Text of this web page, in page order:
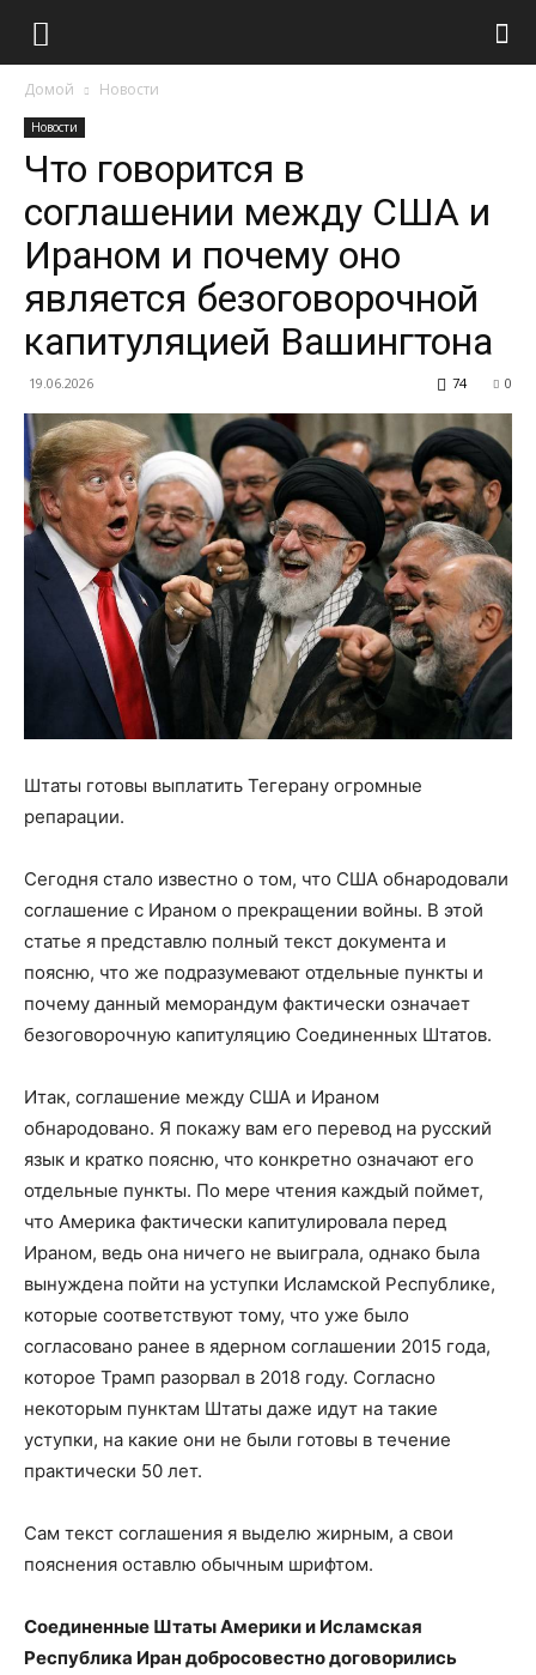
Домой Новости
Новости
Что говорится в
соглашении между США и
Ираном и почему оно
является безоговорочной
капитуляцией Вашингтона
19.06.2026 0
74
Штаты готовы выплатить Тегерану огромные
репарации.
Сегодня стало известно о том, что США обнародовали
соглашение с Ираном о прекращении войны. В этой
статье я представлю полный текст документа и
поясню, что же подразумевают отдельные пункты и
почему данный меморандум фактически означает
безоговорочную капитуляцию Соединенных Штатов.
Итак, соглашение между США и Ираном
обнародовано. Я покажу вам его перевод на русский
язык и кратко поясню, что конкретно означают его
отдельные пункты. По мере чтения каждый поймет,
что Америка фактически капитулировала перед
Ираном, ведь она ничего не выиграла, однако была
вынуждена пойти на уступки Исламской Республике,
которые соответствуют тому, что уже было
согласовано ранее в ядерном соглашении 2015 года,
которое Трамп разорвал в 2018 году. Согласно
некоторым пунктам Штаты даже идут на такие
уступки, на какие они не были готовы в течение
практически 50 лет.
Сам текст соглашения я выделю жирным, а свои
пояснения оставлю обычным шрифтом.
Соединенные Штаты Америки и Исламская
Республика Иран добросовестно договорились